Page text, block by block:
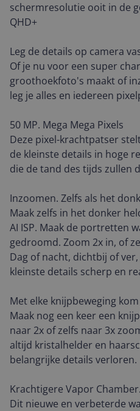
schermresolutie ooit in de
QHD+
Leg de details op camera
Of je nu voor een super
groothoekfoto's maakt of
leg je alles en iedereen
50 MP. Mega Mega Pixels
Deze pixel-krachtpatser
de kleinste details in hoge
die de tand des tijds zullen
Inzoomen. Zelfs als het
Maak zelfs in het donker
AI ISP. Maak de portretten
gedroomd. Zoom 2x in, of
Dag of nacht, dichtbij of
kleinste details scherp en
Met elke knijpbeweging
Maak nog een keer een
naar 2x of zelfs naar 3x
altijd kristalhelder en
belangrijke details verloren.
Krachtigere Vapor
Dit nieuwe en verbeterde